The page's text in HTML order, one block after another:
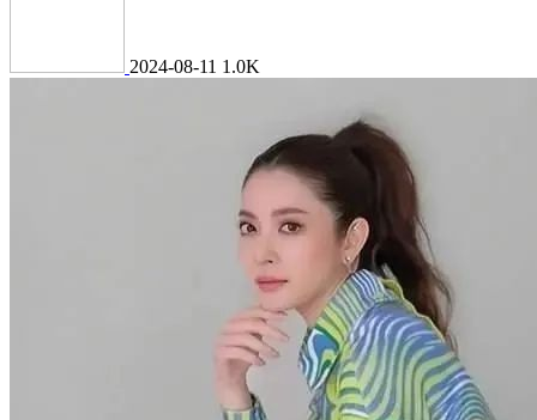
2024-08-11 1.0K